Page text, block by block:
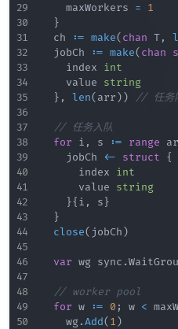
		maxWorkers
=
1
}
	ch
:= make( chan T,
	jobCh
:= make( chan
		index
int
		value
string
} , len( arr ) ) // 任务
// 任务入队
for i , s := range
		jobCh
<- struct
{
			index
int
			value
string
}{ i , s }
}
close( jobCh )
var wg sync .
// worker pool
for w := 0 ; w <
		wg
.Add( 1 )